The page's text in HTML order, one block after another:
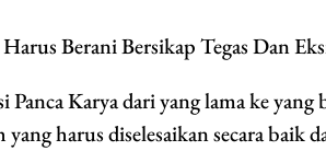
Berani Bersikap Tegas Dan
Panca Karya dari yang lama ke
harus diselesaikan secara baik